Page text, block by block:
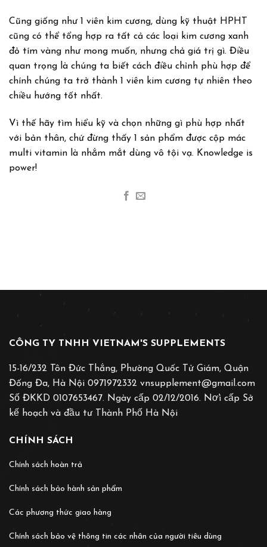
Cũng giống như 1 viên kim cương, dùng kỹ thuật HPHT
cũng có thể tổng hợp ra tất cả các loại kim cương xanh
đỏ tím vàng như mong muốn, nhưng chả giá trị gì. Điều
quan trọng là chúng ta biết cách điều chỉnh phù hợp để
chính chúng ta trở thành 1 viên kim cương tự nhiên theo
chiều hướng tốt nhất.
Vì thế hãy tìm hiểu kỹ và chọn những gì phù hợp nhất
với bản thân, chứ đừng thấy 1 sản phẩm được cộp mác
multi vitamin là nhắm mắt dùng vô tội vạ. Knowledge is
power!
CÔNG TY TNHH VIETNAM'S SUPPLEMENTS
15-16/232 Tôn Đức Thắng, Phường Quốc Tử Giám, Quận
Đống Đa, Hà Nội 0971972332 vnsupplement@gmail.com
Số ĐKKD 0107653467. Ngày cấp 02/12/2016. Nơ̛i cấp Sở
kế hoạch và đầu tư Thành Phố Hà Nội
CHÍNH SÁCH
Chính sách hoàn trả
Chính sách bảo hành sản phẩm
Các phương thức giao hàng
Chính sách bảo vệ thông tin các nhân của người tiêu dùng